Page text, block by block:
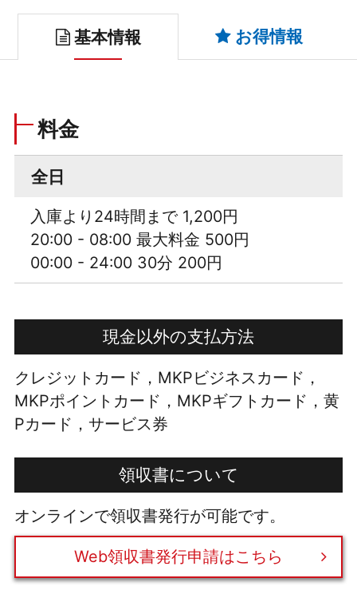
基本情報 お得情報
料金
全日
入庫より24時間まで 1,200円
20:00 - 08:00 最大料金 500円
00:00 - 24:00 30分 200円
現金以外の支払方法
クレジットカード，MKPビジネスカード，
MKPポイントカード，MKPギフトカード，黄
Pカード，サービス券
領収書について
オンラインで領収書発行が可能です。
Web領収書発行申請はこちら